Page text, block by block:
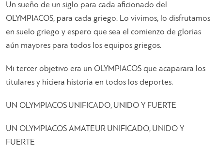
Un sueño de un siglo para cada aficionado del
OLYMPIACOS, para cada griego. Lo vivimos, lo disfrutamos
en suelo griego y espero que sea el comienzo de glorias
aún mayores para todos los equipos griegos.
Mi tercer objetivo era un OLYMPIACOS que acaparara los
titulares y hiciera historia en todos los deportes.
UN OLYMPIACOS UNIFICADO, UNIDO Y FUERTE
UN OLYMPIACOS AMATEUR UNIFICADO, UNIDO Y
FUERTE